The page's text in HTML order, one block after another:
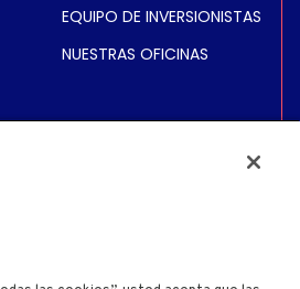
EQUIPO DE INVERSIONISTAS
NUESTRAS OFICINAS